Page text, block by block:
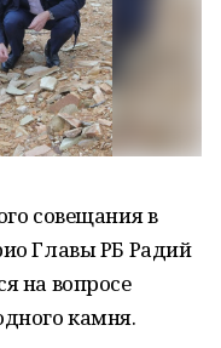
совещания в
Главы РБ Радий
на вопросе
камня.